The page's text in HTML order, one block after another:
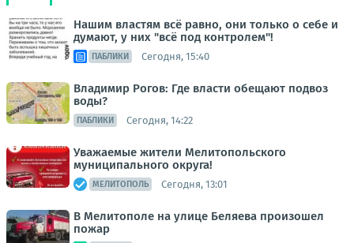
Нашим властям всё равно, они только о себе и
думают, у них "всё под контролем"!
ПАБЛИКИ Сегодня, 15:40
Владимир Рогов: Где власти обещают подвоз
воды?
ПАБЛИКИ Сегодня, 14:22
Уважаемые жители Мелитопольского
муниципального округа!
МЕЛИТОПОЛЬ Сегодня, 13:01
В Мелитополе на улице Беляева произошел
пожар